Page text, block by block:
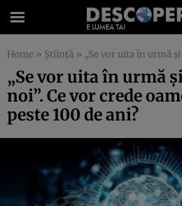
Home » Știință » „Se vor uita în urmă și vor râde de
„Se vor uita în urmă
noi”. Ce vor crede
peste 100 de ani?